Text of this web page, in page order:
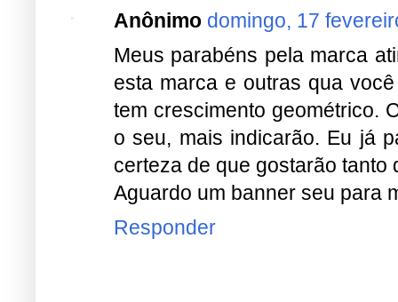
Anônimo domingo, 17
Meus parabéns pela marca
esta marca e outras qua
tem crescimento geométrico.
o seu, mais indicarão. Eu já
certeza de que gostarão tanto
Aguardo um banner seu para
Responder